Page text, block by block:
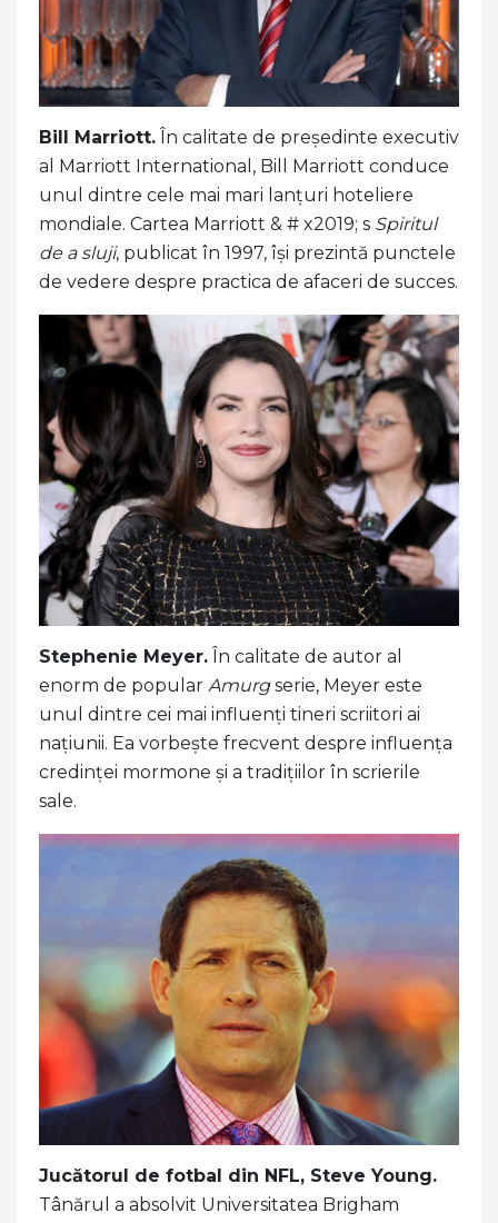
Bill Marriott. În calitate de președinte executiv
al Marriott International, Bill Marriott conduce
unul dintre cele mai mari lanțuri hoteliere
mondiale. Cartea Marriott & # x2019; s Spiritul
de a sluji, publicat în 1997, își prezintă punctele
de vedere despre practica de afaceri de succes.
Stephenie Meyer. În calitate de autor al
enorm de popular Amurgserie, Meyer este
unul dintre cei mai influenți tineri scriitori ai
națiunii. Ea vorbește frecvent despre influența
credinței mormone și a tradițiilor în scrierile
sale.
Jucătorul de fotbal din NFL, Steve Young.
Tânărul a absolvit Universitatea Brigham